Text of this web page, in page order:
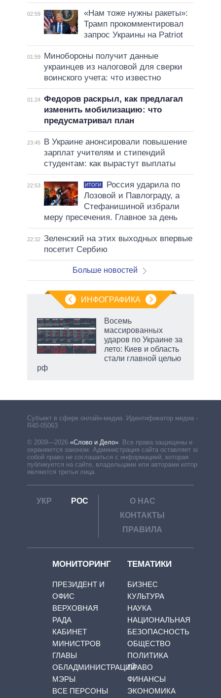
02:59
«Нам тоже нужны ракеты»:
Трамп прокомментировал
запрос Украины на Patriot
01:59
Минобороны получит данные
украинцев из налоговой для сверки
воинского учета: что известно
01:24 Федоров раскрыл, как предлагал
изменить мобилизацию: что
предусматривал план
23:45
В Украине анонсировали повышение
зарплат учителям и стипендий
студентам: как вырастут выплаты
22:53 ИТОГИ
Россия ударила по
Лозовой и Павлограду, а
Стефанишиной избрали
меру пресечения. Главное за день
22:32 Зеленский на этих выходных впервые
посетит Сербию
Больше новостей
ИНФОГРАФИКА
Восемь
массированных
ударов по Украине за
лето: Киев и область
стали главной целью
рф
Субъект в сфере онлайн-медиа. Идентификатор медиа –
R40-05063
© 2009—2026 «Слово и Дело». Все права защищены и
охраняются законом. Администрация сайта оставляет за
собой право не соглашаться с информацией, которая
публикуется на сайте, владельцами или авторами которой
являются третьи лица.
УКР РОС
О НАС
КОНТАКТЫ
ПРАВИЛА
МОНИТОРИНГ
ПРЕЗИДЕНТ И
ОФИС
ВЕРХОВНАЯ
РАДА
КАБИНЕТ
МИНИСТРОВ
ГЛАВЫ
ОБЛАДМИНИСТРАЦИЙ
МЭРЫ
ВСЕ ПЕРСОНЫ
ТЕМАТИКИ
БИЗНЕС
КУЛЬТУРА
НАУКА
НАЦИОНАЛЬНАЯ
БЕЗОПАСНОСТЬ
ОБЩЕСТВО
ПОЛИТИКА
ПРАВО
ФИНАНСЫ
ЭКОНОМИКА